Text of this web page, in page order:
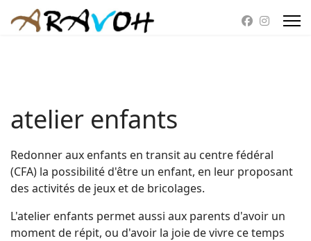
atelier enfants
Redonner aux enfants en transit au centre fédéral
(CFA) la possibilité d'être un enfant, en leur proposant
des activités de jeux et de bricolages.
L'atelier enfants permet aussi aux parents d'avoir un
moment de répit, ou d'avoir la joie de vivre ce temps